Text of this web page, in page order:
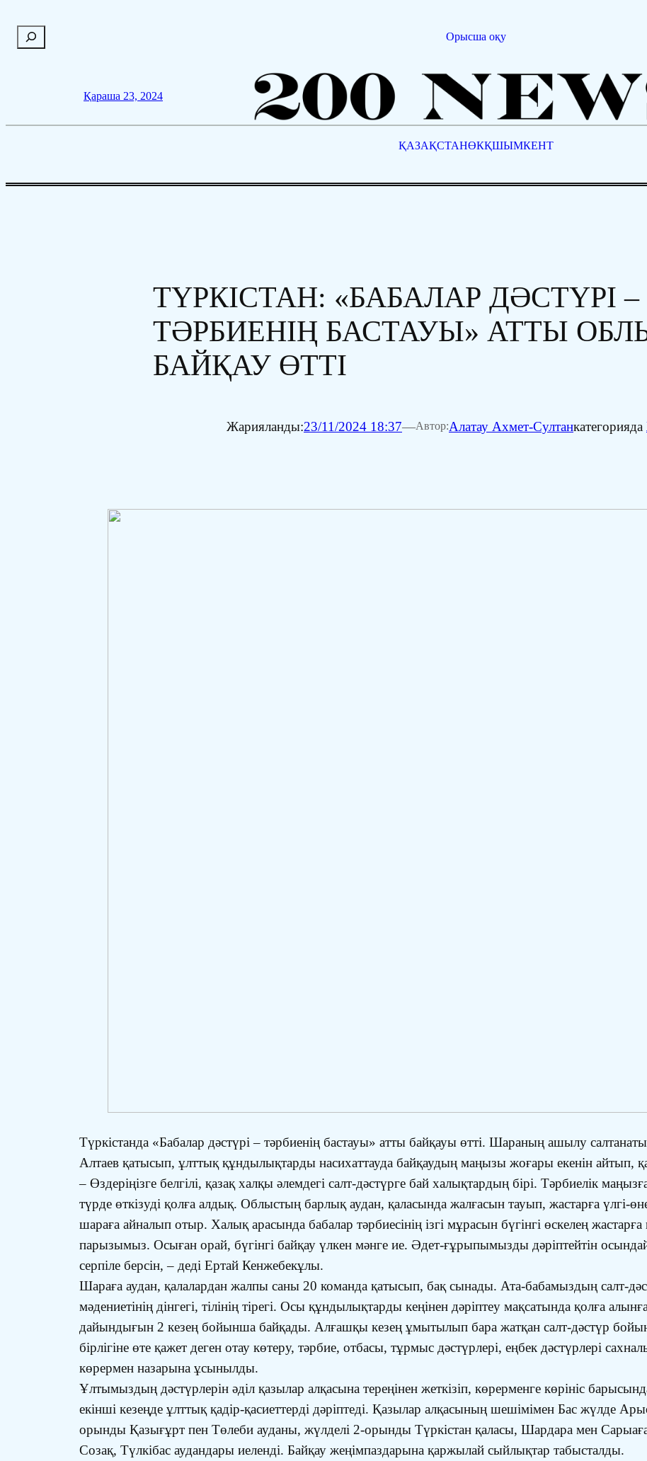
о
Орысша оқу
Қараша 23, 2024
ҚАЗАҚСТАНӨКҚШЫМКЕНТ
ТҮРКІСТАН: «БАБАЛАР ДӘСТҮРІ –
ТӘРБИЕНІҢ БАСТАУЫ» АТТЫ
БАЙҚАУ ӨТТІ
Жарияланды:23/11/2024 18:37—Автор:Алатау Ахмет-Султанкатегорияда
Түркістанда «Бабалар дәстүрі – тәрбиенің бастауы» атты байқауы өтті. Шараның ашылу
Алтаев қатысып, ұлттық құндылықтарды насихаттауда байқаудың маңызы жоғары екенін айтып,
– Өздеріңізге белгілі, қазақ халқы әлемдегі салт-дәстүрге бай халықтардың бірі. Тәрбиелік
түрде өткізуді қолға алдық. Облыстың барлық аудан, қаласында жалғасын тауып, жастарға үлгі-
шараға айналып отыр. Халық арасында бабалар тәрбиесінің ізгі мұрасын бүгінгі өскелең жастарға
парызымыз. Осыған орай, бүгінгі байқау үлкен мәнге ие. Әдет-ғұрыпымызды дәріптейтін
серпіле берсін, – деді Ертай Кенжебекұлы.
Шараға аудан, қалалардан жалпы саны 20 команда қатысып, бақ сынады. Ата-бабамыздың салт-
мәдениетінің дінгегі, тілінің тірегі. Осы құндылықтарды кеңінен дәріптеу мақсатында қолға
дайындығын 2 кезең бойынша байқады. Алғашқы кезең ұмытылып бара жатқан салт-дәстүр
бірлігіне өте қажет деген отау көтеру, тәрбие, отбасы, тұрмыс дәстүрлері, еңбек дәстүрлері
көрермен назарына ұсынылды.
Ұлтымыздың дәстүрлерін әділ қазылар алқасына тереңінен жеткізіп, көрерменге көрініс
екінші кезеңде ұлттық қадір-қасиеттерді дәріптеді. Қазылар алқасының шешімімен Бас жүлде
орынды Қазығұрт пен Төлеби ауданы, жүлделі 2-орынды Түркістан қаласы, Шардара мен
Созақ, Түлкібас аудандары иеленді. Байқау жеңімпаздарына қаржылай сыйлықтар табысталды.